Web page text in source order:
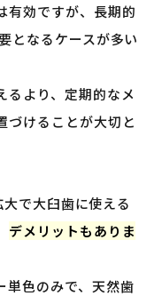
有効ですが、長期的
となるケースが多い
るより、定期的なメ
づけることが大切と
で大臼歯に使える
デメリットもありま
単色のみで、天然歯